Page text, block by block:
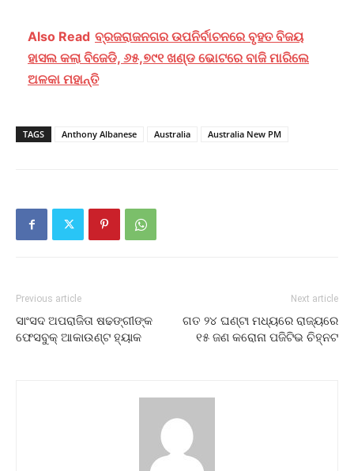
Also Read ବ୍ରଜରାଜନଗର ଉପନିର୍ବାଚନରେ ବୃହତ ବିଜୟ
ହାସଲ କଲା ବିଜେଡି, ୬୫,୭୯୧ ଖଣ୍ଡ ଭୋଟରେ ବାଜି ମାରିଲେ
ଅଳକା ମହାନ୍ତି
TAGS Anthony Albanese Australia Australia New PM
Previous article
ସାଂସଦ ଅପରାଜିତା ଷଢଙ୍ଗୀଙ୍କ
ଫେସବୁକ୍ ଆକାଉଣ୍ଟ ହ୍ୟାକ
Next article
ଗତ ୨୪ ଘଣ୍ଟା ମଧ୍ୟରେ ରାଜ୍ୟରେ
୧୫ ଜଣ କରୋନା ପଜିଟିଭ ଚିହ୍ନଟ